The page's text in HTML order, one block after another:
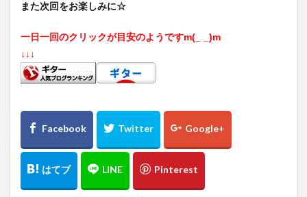
また次回をお楽しみに☆
一日一回のクリックが目安のようですm(_ _)m
↓↓ ↓